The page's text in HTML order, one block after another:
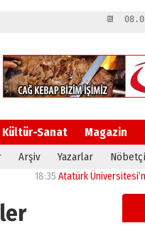
📆
Kültür-Sanat Magazin
Arşiv Yazarlar
Atatürk Üniversitesi’nin